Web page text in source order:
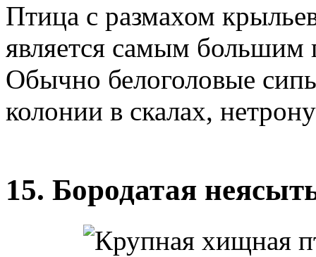
Птица с размахом
является самым
Обычно белоголовые
колонии в скалах,
15. Бородатая